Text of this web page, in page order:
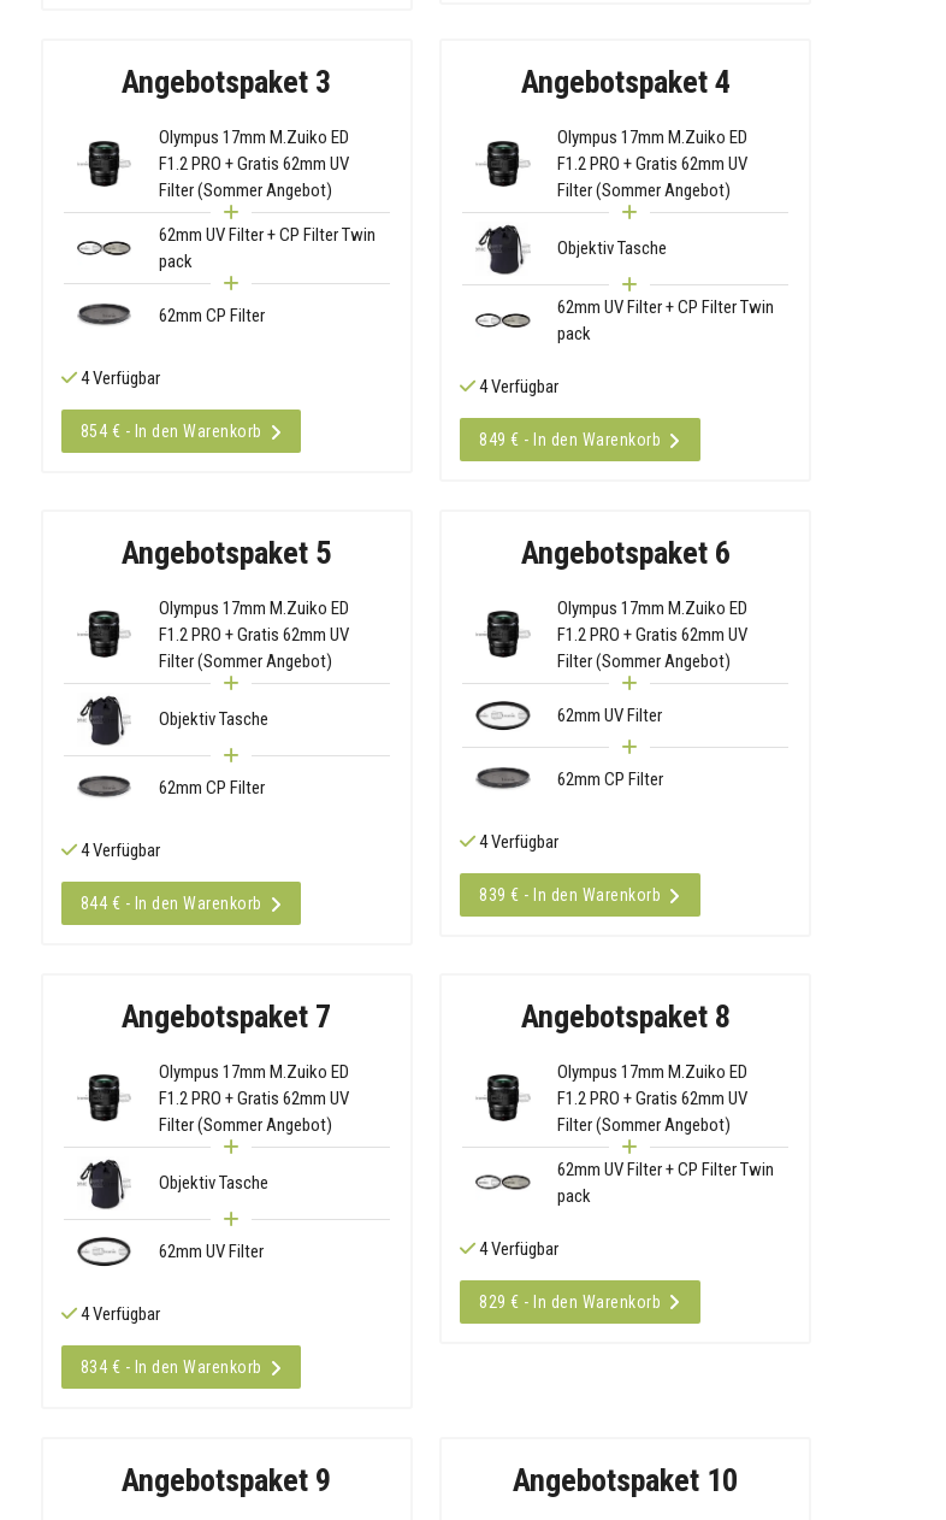
Angebotspaket 3
Olympus 17mm M.Zuiko ED
F1.2 PRO + Gratis 62mm UV
Filter (Sommer Angebot)
62mm UV Filter + CP Filter Twin
pack
62mm CP Filter
4 Verfügbar
854 € - In den Warenkorb
Angebotspaket 4
Olympus 17mm M.Zuiko ED
F1.2 PRO + Gratis 62mm UV
Filter (Sommer Angebot)
Objektiv Tasche
62mm UV Filter + CP Filter Twin
pack
4 Verfügbar
849 € - In den Warenkorb
Angebotspaket 5
Olympus 17mm M.Zuiko ED
F1.2 PRO + Gratis 62mm UV
Filter (Sommer Angebot)
Objektiv Tasche
62mm CP Filter
4 Verfügbar
844 € - In den Warenkorb
Angebotspaket 6
Olympus 17mm M.Zuiko ED
F1.2 PRO + Gratis 62mm UV
Filter (Sommer Angebot)
62mm UV Filter
62mm CP Filter
4 Verfügbar
839 € - In den Warenkorb
Angebotspaket 7
Olympus 17mm M.Zuiko ED
F1.2 PRO + Gratis 62mm UV
Filter (Sommer Angebot)
Objektiv Tasche
62mm UV Filter
4 Verfügbar
834 € - In den Warenkorb
Angebotspaket 8
Olympus 17mm M.Zuiko ED
F1.2 PRO + Gratis 62mm UV
Filter (Sommer Angebot)
62mm UV Filter + CP Filter Twin
pack
4 Verfügbar
829 € - In den Warenkorb
Angebotspaket 9 Angebotspaket 10